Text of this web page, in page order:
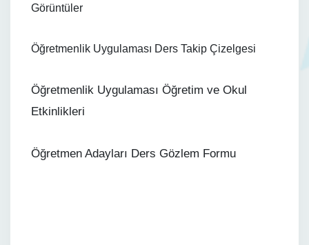
Görüntüler
Öğretmenlik Uygulaması Ders Takip Çizelgesi
Öğretmenlik Uygulaması Öğretim ve Okul
Etkinlikleri
Öğretmen Adayları Ders Gözlem Formu